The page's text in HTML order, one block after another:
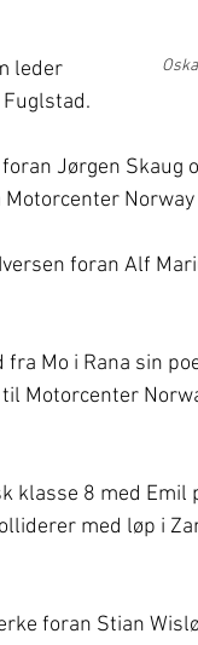
leder
foran Jørgen
foran Alf
Mo i Rana sin
Motorcenter
klasse 8 med Emil
med løp i
foran Stian